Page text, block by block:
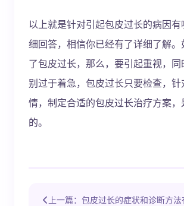
以上就是针对引起包皮过长的病因
细回答，相信你已经有了详细了解
了包皮过长，那么，要引起重视，
别过于着急，包皮过长只要检查，
情，制定合适的包皮过长治疗方案
的。
上一篇：包皮过长的症状和诊断方